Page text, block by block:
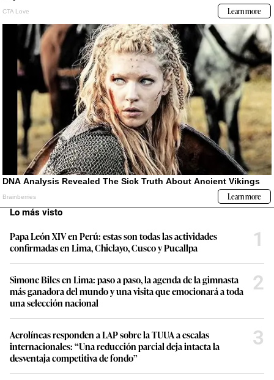
Lo más visto
Papa León XIV en Perú: estas son todas las actividades
confirmadas en Lima, Chiclayo, Cusco y Pucallpa
1
Simone Biles en Lima: paso a paso, la agenda de la gimnasta
más ganadora del mundo y una visita que emocionará a toda
una selección nacional
2
Aerolíneas responden a LAP sobre la TUUA a escalas
internacionales: “Una reducción parcial deja intacta la
desventaja competitiva de fondo”
3